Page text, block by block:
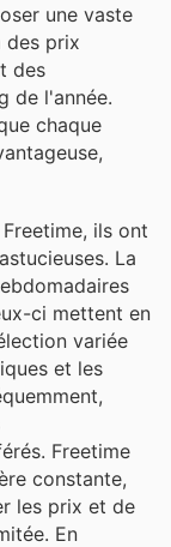
une vaste
des prix
des
de l'année.
chaque
ils ont
La
ci mettent en
variée
et les
Freetime
constante,
les prix et de
En